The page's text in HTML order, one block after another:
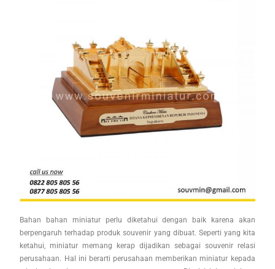
Bahan bahan miniatur perlu diketahui dengan baik karena akan
berpengaruh terhadap produk souvenir yang dibuat. Seperti yang kita
ketahui, miniatur memang kerap dijadikan sebagai souvenir relasi
perusahaan. Hal ini berarti perusahaan memberikan miniatur kepada